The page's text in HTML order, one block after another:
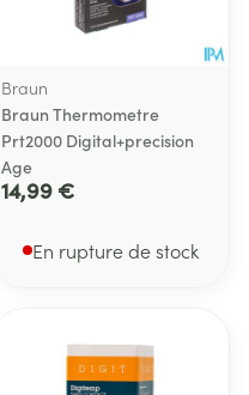
Braun
Braun Thermometre
Prt2000 Digital+precision
Age
14,99 €
En rupture de stock